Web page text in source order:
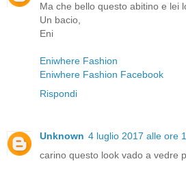
Ma che bello questo abitino e lei
Un bacio,
Eni
Eniwhere Fashion
Eniwhere Fashion Facebook
Rispondi
Unknown 4 luglio 2017 alle ore
carino questo look vado a vedre